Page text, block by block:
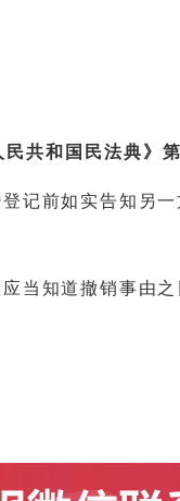
民共和国民法典》
记前如实告知另
当知道撤销事由之